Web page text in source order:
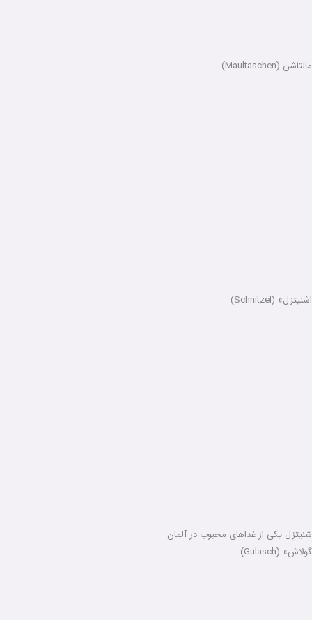
مالتاشن (Maultaschen)
اشنیتزل» (Schnitzel)
شنیتزل یکی از غذاهای محبوب در آلمان
گولاش» (Gulasch)